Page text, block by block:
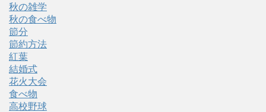
秋の雑学
秋の食べ物
節分
節約方法
紅葉
結婚式
花火大会
食べ物
高校野球